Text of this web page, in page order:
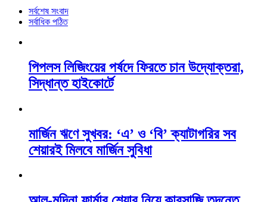
সর্বশেষ সংবাদ
সর্বাধিক পঠিত
পিপলস লিজিংয়ের পর্ষদে ফিরতে চান উদ্যোক্তরা,
সিদ্ধান্ত হাইকোর্টে
মার্জিন ঋণে সুখবর: ‘এ’ ও ‘বি’ ক্যাটাগরির সব
শেয়ারই মিলবে মার্জিন সুবিধা